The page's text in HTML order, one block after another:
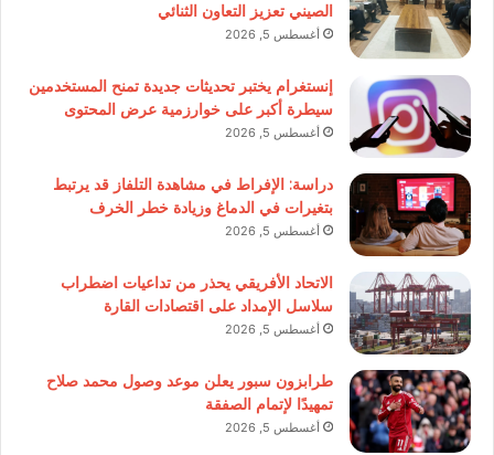
الصيني تعزيز التعاون الثنائي
أغسطس 5, 2026
إنستغرام يختبر تحديثات جديدة تمنح المستخدمين
سيطرة أكبر على خوارزمية عرض المحتوى
أغسطس 5, 2026
دراسة: الإفراط في مشاهدة التلفاز قد يرتبط
بتغيرات في الدماغ وزيادة خطر الخرف
أغسطس 5, 2026
الاتحاد الأفريقي يحذر من تداعيات اضطراب
سلاسل الإمداد على اقتصادات القارة
أغسطس 5, 2026
طرابزون سبور يعلن موعد وصول محمد صلاح
تمهيدًا لإتمام الصفقة
أغسطس 5, 2026